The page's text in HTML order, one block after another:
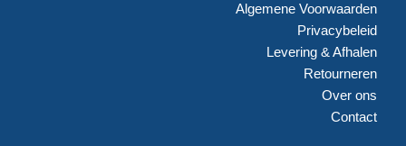
Algemene Voorwaarden
Privacybeleid
Levering & Afhalen
Retourneren
Over ons
Contact